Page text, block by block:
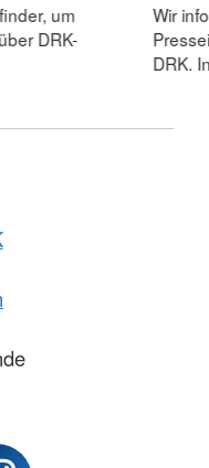
um
DRK-
Wir
DRK.